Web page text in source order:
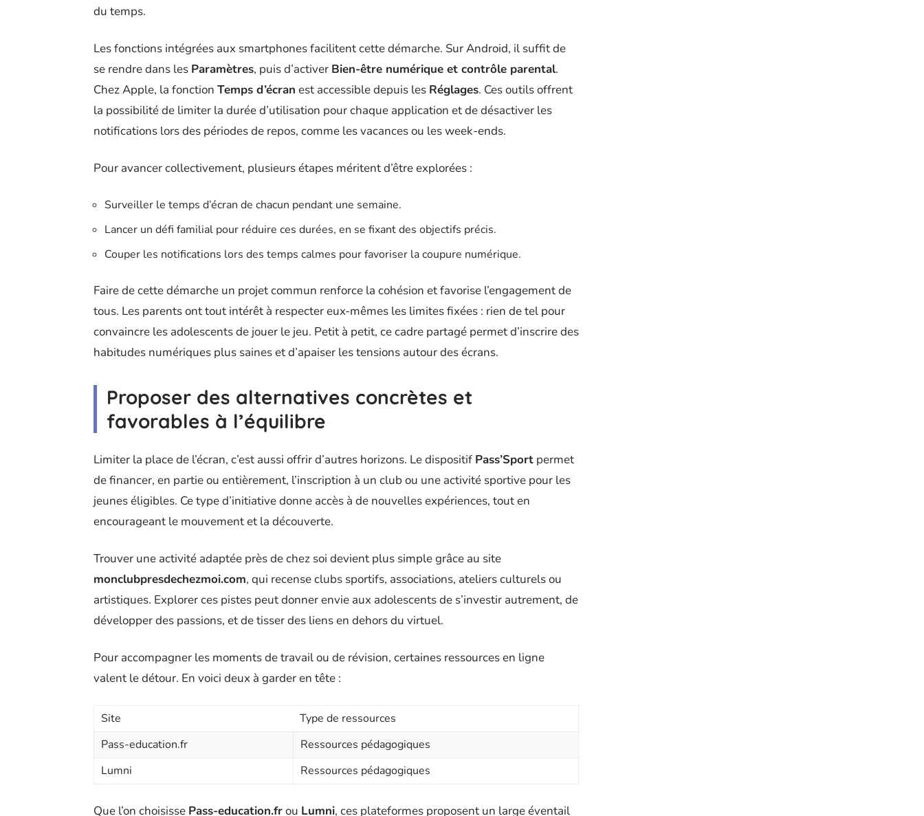
du temps.
Les fonctions intégrées aux smartphones facilitent cette démarche. Sur Android, il suffit de
se rendre dans les Paramètres, puis d’activer Bien-être numérique et contrôle parental.
Chez Apple, la fonction Temps d’écran est accessible depuis les Réglages. Ces outils offrent
la possibilité de limiter la durée d’utilisation pour chaque application et de désactiver les
notifications lors des périodes de repos, comme les vacances ou les week-ends.
Pour avancer collectivement, plusieurs étapes méritent d’être explorées :
Surveiller le temps d’écran de chacun pendant une semaine.
Lancer un défi familial pour réduire ces durées, en se fixant des objectifs précis.
Couper les notifications lors des temps calmes pour favoriser la coupure numérique.
Faire de cette démarche un projet commun renforce la cohésion et favorise l’engagement de
tous. Les parents ont tout intérêt à respecter eux-mêmes les limites fixées : rien de tel pour
convaincre les adolescents de jouer le jeu. Petit à petit, ce cadre partagé permet d’inscrire des
habitudes numériques plus saines et d’apaiser les tensions autour des écrans.
Proposer des alternatives concrètes et
favorables à l’équilibre
Limiter la place de l’écran, c’est aussi offrir d’autres horizons. Le dispositif Pass’Sport permet
de financer, en partie ou entièrement, l’inscription à un club ou une activité sportive pour les
jeunes éligibles. Ce type d’initiative donne accès à de nouvelles expériences, tout en
encourageant le mouvement et la découverte.
Trouver une activité adaptée près de chez soi devient plus simple grâce au site
monclubpresdechezmoi.com, qui recense clubs sportifs, associations, ateliers culturels ou
artistiques. Explorer ces pistes peut donner envie aux adolescents de s’investir autrement, de
développer des passions, et de tisser des liens en dehors du virtuel.
Pour accompagner les moments de travail ou de révision, certaines ressources en ligne
valent le détour. En voici deux à garder en tête :
Site
Type de ressources
Pass-education.fr
Ressources pédagogiques
Lumni
Ressources pédagogiques
Que l’on choisisse Pass-education.frou Lumni, ces plateformes proposent un large éventail